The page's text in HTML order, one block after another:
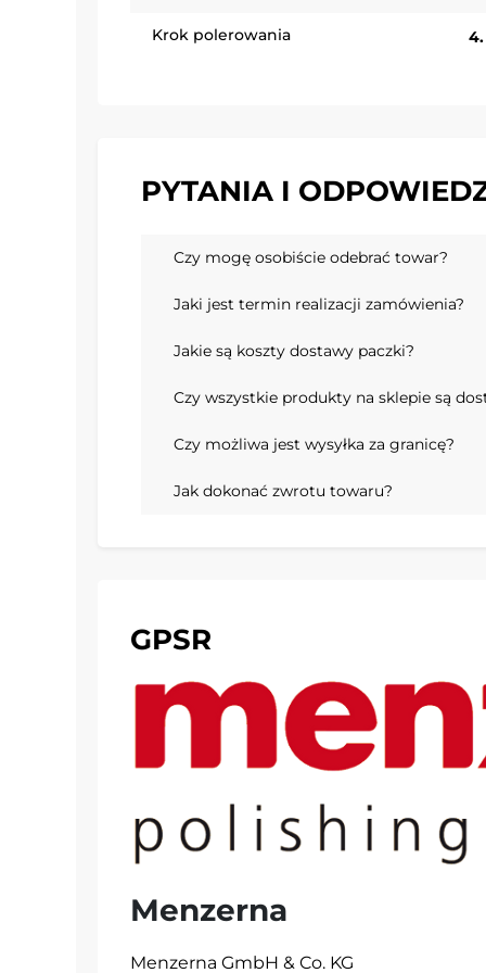
Krok polerowania
PYTANIA I
Czy mogę osobiście odebrać towar?
Jaki jest termin realizacji zamówienia?
Jakie są koszty dostawy paczki?
Czy wszystkie produkty na sklepie są
Czy możliwa jest wysyłka za granicę?
Jak dokonać zwrotu towaru?
GPSR
Menzerna
Menzerna GmbH & Co. KG